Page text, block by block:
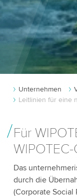
Unternehmen
Leitlinien für eine
Für
Das
durch die
(Corporate